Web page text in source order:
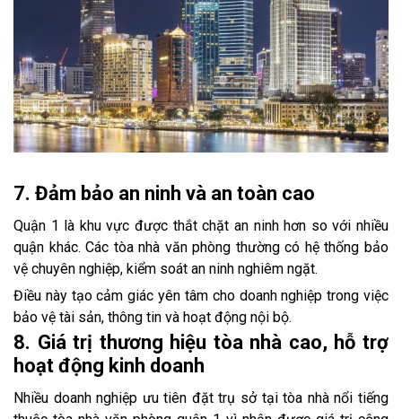
7. Đảm bảo an ninh và an toàn cao
Quận 1 là khu vực được thắt chặt an ninh hơn so với nhiều
quận khác. Các tòa nhà văn phòng thường có hệ thống bảo
vệ chuyên nghiệp, kiểm soát an ninh nghiêm ngặt.
Điều này tạo cảm giác yên tâm cho doanh nghiệp trong việc
bảo vệ tài sản, thông tin và hoạt động nội bộ.
8. Giá trị thương hiệu tòa nhà cao, hỗ trợ
hoạt động kinh doanh
Nhiều doanh nghiệp ưu tiên đặt trụ sở tại tòa nhà nổi tiếng